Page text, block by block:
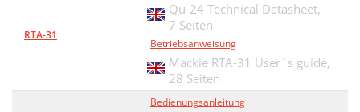
RTA-31
Qu-24 Technical Datasheet,
7 Seiten
Betriebsanweisung
Mackie RTA-31 User`s guide,
28 Seiten
Bedienungsanleitung